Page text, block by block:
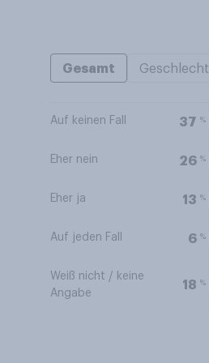
Gesamt Geschlecht
Auf keinen Fall 37 %
Eher nein 26 %
Eher ja 13 %
Auf jeden Fall 6 %
Weiß nicht / keine
Angabe
18 %